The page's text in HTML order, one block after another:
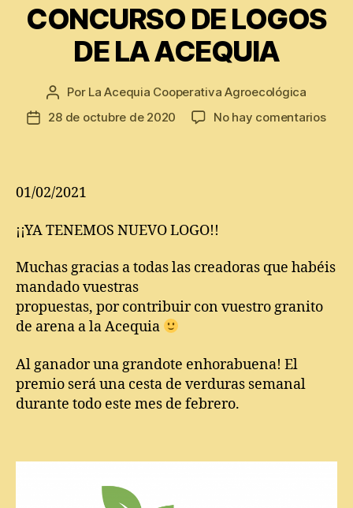
CONCURSO DE LOGOS
DE LA ACEQUIA
Autor
de
Por La Acequia Cooperativa Agroecológica
Fecha28 de octubre de 2020 No hay comentariosen
01/02/2021
¡¡YA TENEMOS NUEVO LOGO!!
Muchas gracias a todas las creadoras que habéis
mandado vuestras
propuestas, por contribuir con vuestro granito
de arena a la Acequia
Al ganador una grandote enhorabuena! El
premio será una cesta de verduras semanal
durante todo este mes de febrero.